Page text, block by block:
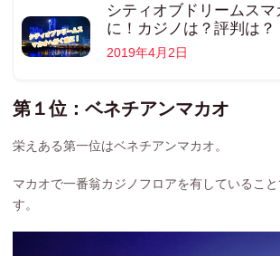
シティオブドリームス
に！カジノは？評判は？
2019年4月2日
第１位：ベネチアンマカオ
栄えある第一位はベネチアンマカオ。
マカオで一番翁カジノフロアを有しているこ
す。